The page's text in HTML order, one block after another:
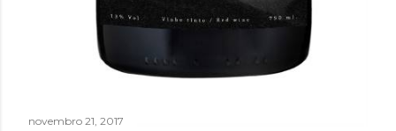
novembro 21, 2017